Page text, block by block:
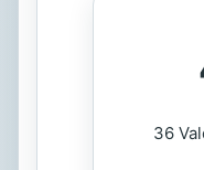
36